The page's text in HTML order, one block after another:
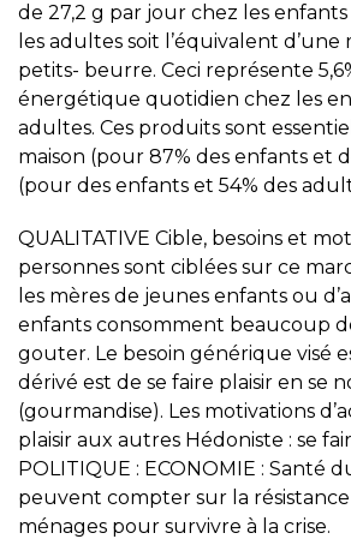
de 27,2 g par jour chez les
les adultes soit l’équivalent
petits- beurre. Ceci représente
énergétique quotidien chez les
adultes. Ces produits sont
maison (pour 87% des enfants et
(pour des enfants et 54% des
QUALITATIVE Cible, besoins et
personnes sont ciblées sur ce
les mères de jeunes enfants ou
enfants consomment beaucoup
gouter. Le besoin générique visé
dérivé est de se faire plaisir en se
(gourmandise). Les motivations
plaisir aux autres Hédoniste : se
POLITIQUE : ECONOMIE : Santé
peuvent compter sur la
ménages pour survivre à la crise.